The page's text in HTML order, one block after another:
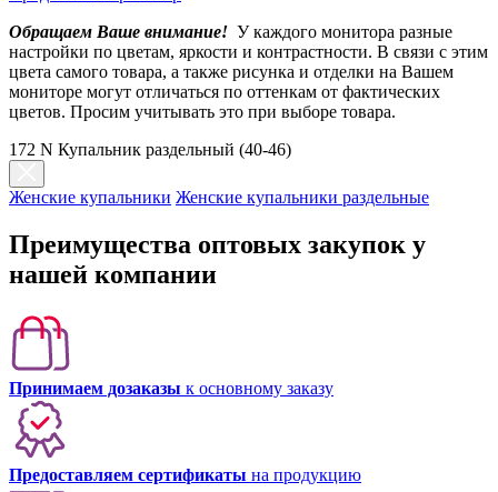
Обращаем Ваше внимание! У каждого монитора разные
настройки по цветам, яркости и контрастности. В связи с этим
цвета самого товара, а также рисунка и отделки на Вашем
мониторе могут отличаться по оттенкам от фактических
цветов. Просим учитывать это при выборе товара.
172 N Купальник раздельный (40-46)
Женские купальники Женские купальники раздельные
Преимущества оптовых закупок у
нашей компании
Принимаем дозаказы к основному заказу
Предоставляем сертификаты на продукцию